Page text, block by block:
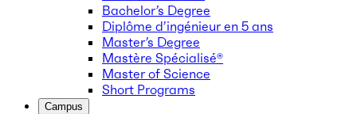
Bachelor’s Degree
Diplôme d’ingénieur en 5 ans
Master’s Degree
Mastère Spécialisé®
Master of Science
Short Programs
Campus